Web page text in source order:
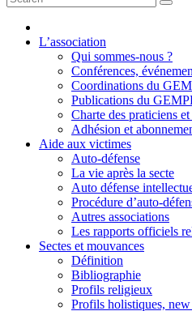
L’association
Qui sommes-nous ?
Conférences,
Coordinations du
Publications du
Charte des praticiens
Adhésion et
Aide aux victimes
Auto-défense
La vie après la secte
Auto défense
Procédure d’auto-
Autres associations
Les rapports officiels
Sectes et mouvances
Définition
Bibliographie
Profils religieux
Profils holistiques, new